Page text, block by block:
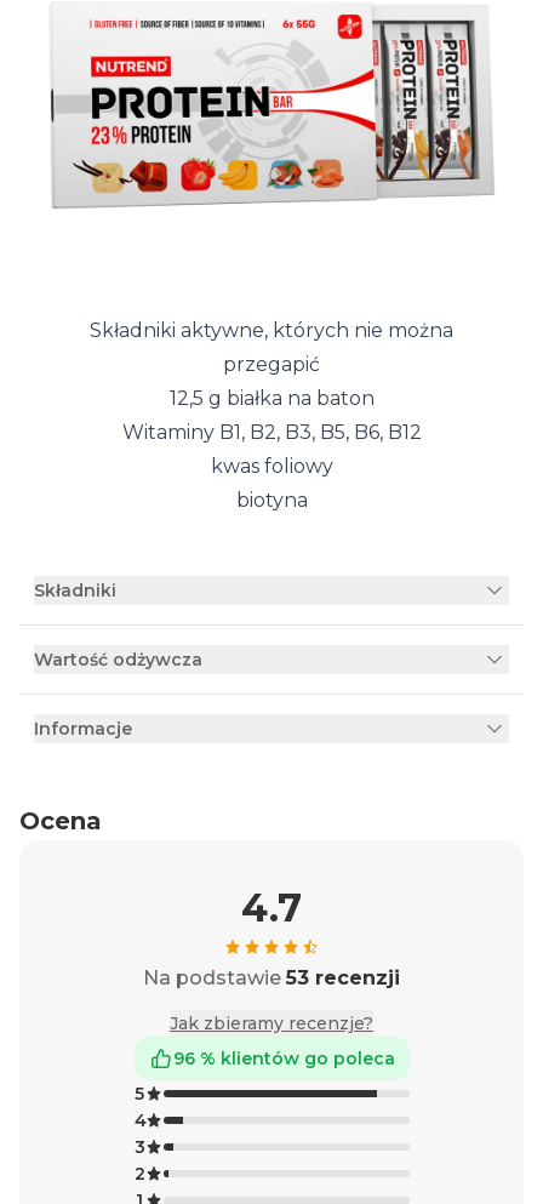
Składniki aktywne, których nie można
przegapić
12,5 g białka na baton
Witaminy B1, B2, B3, B5, B6, B12
kwas foliowy
biotyna
Składniki
Wartość odżywcza
Informacje
Ocena
4.7
Na podstawie 53 recenzji
Jak zbieramy recenzje?
96 % klientów go poleca
5
4
3
2